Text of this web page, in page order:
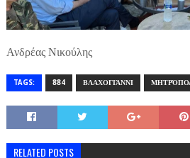
Ανδρέας Νικούλης
TAGS: 884 ΒΛΑΧΟΓΙΆΝΝΙ
RELATED POSTS